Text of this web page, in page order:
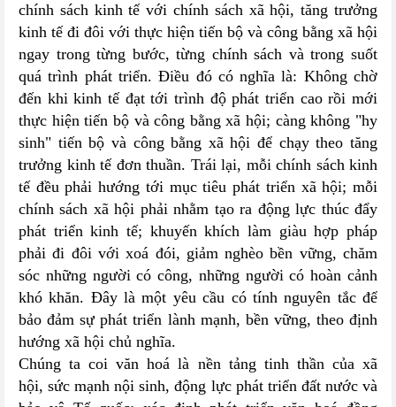
chính sách kinh tế với chính sách xã hội, tăng trưởng
kinh tế đi đôi với thực hiện tiến bộ và công bằng xã hội
ngay trong từng bước, từng chính sách và trong suốt
quá trình phát triển. Điều đó có nghĩa là: Không chờ
đến khi kinh tế đạt tới trình độ phát triển cao rồi mới
thực hiện tiến bộ và công bằng xã hội; càng không "hy
sinh" tiến bộ và công bằng xã hội để chạy theo tăng
trưởng kinh tế đơn thuần. Trái lại, mỗi chính sách kinh
tế đều phải hướng tới mục tiêu phát triển xã hội; mỗi
chính sách xã hội phải nhằm tạo ra động lực thúc đẩy
phát triển kinh tế; khuyến khích làm giàu hợp pháp
phải đi đôi với xoá đói, giảm nghèo bền vững, chăm
sóc những người có công, những người có hoàn cảnh
khó khăn. Đây là một yêu cầu có tính nguyên tắc để
bảo đảm sự phát triển lành mạnh, bền vững, theo định
hướng xã hội chủ nghĩa.
Chúng ta coi văn hoá là nền tảng tinh thần của xã
hội, sức mạnh nội sinh, động lực phát triển đất nước và